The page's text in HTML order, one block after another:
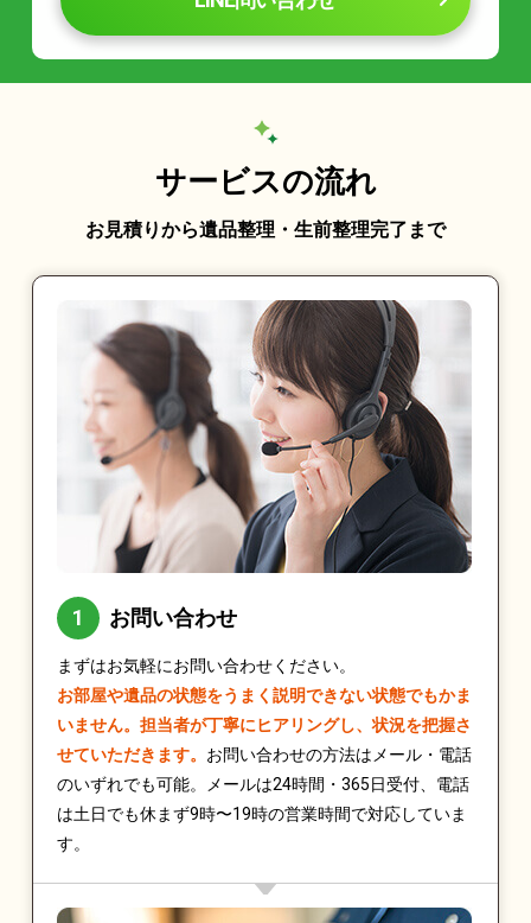
サービスの流れ
お見積りから遺品整理・生前整理完了まで
お問い合わせ
まずはお気軽にお問い合わせください。
お部屋や遺品の状態をうまく説明できない状態でもかま
いません。担当者が丁寧にヒアリングし、状況を把握さ
せていただきます。 お問い合わせの方法はメール・電話
のいずれでも可能。メールは24時間・365日受付、電話
は土日でも休まず9時〜19時の営業時間で対応していま
す。